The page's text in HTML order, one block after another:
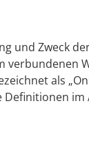
und Zweck
als